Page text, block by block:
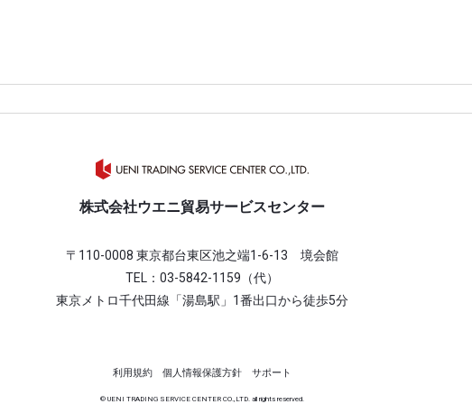
株式会社ウエニ貿易サービスセンター
〒110-0008 東京都台東区池之端1-6-13 境会館
TEL： 03-5842-1159 （代）
東京メトロ千代田線「湯島駅」1番出口から徒歩5分
利用規約 個人情報保護方針 サポート
© UENI TRADING SERVICE CENTER CO.,LTD. all rights reserved.